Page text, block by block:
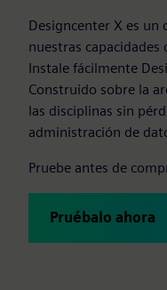
Designcenter X es un
nuestras
Instale fácilmente
Construido sobre la
las disciplinas sin
administración de
Pruebe antes de
Pruébalo ahora